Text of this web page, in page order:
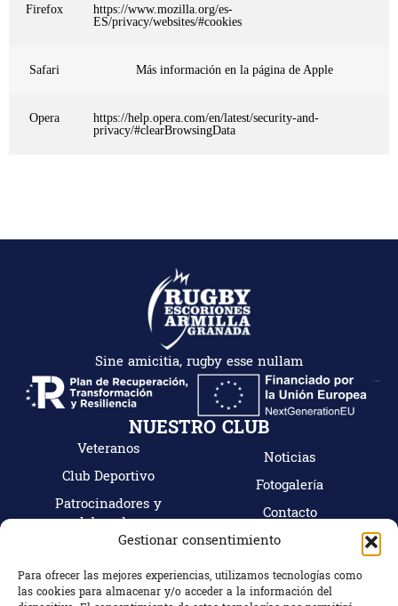
Gestionar consentimiento
Para ofrecer las mejores experiencias, utilizamos tecnologías como
las cookies para almacenar y/o acceder a la información del
Firefox
https://www.mozilla.org/es-
ES/privacy/websites/#cookies
Safari Más información en la página de Apple
Opera
https://help.opera.com/en/latest/security-and-
privacy/#clearBrowsingData
Sine amicitia, rugby esse nullam
NUESTRO CLUB
Veteranos
Club Deportivo
Patrocinadores y
colaboradores
Tienda
Hazte socio
Noticias
Fotogalería
Contacto
Mi cuenta
CONTACTO